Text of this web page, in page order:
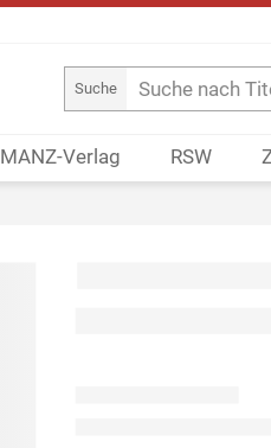
Suche
MANZ-Verlag RSW